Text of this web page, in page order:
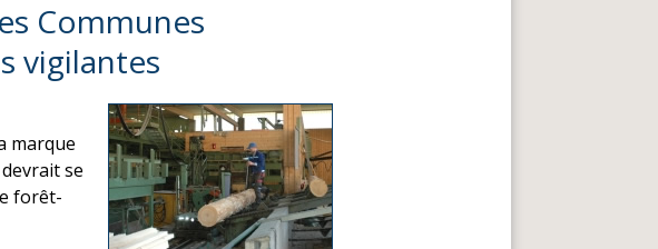
Communes
vigilantes
marque
se
forêt-